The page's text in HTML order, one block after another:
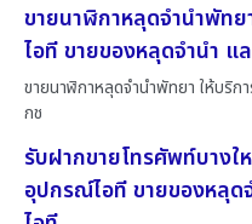
ขายนาฬิกาหลุดจำนำพัท
ไอที ขายของหลุดจำนำ
ขายนาฬิกาหลุดจำนำพัทยา ให้บริก
กช
รับฝากขายโทรศัพท์บาง
อุปกรณ์ไอที ขายของหลุ